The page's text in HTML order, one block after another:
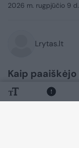
2026 m. rugpjūčio 9
Lrytas.lt
Kaip
„Manchester
Hugheso